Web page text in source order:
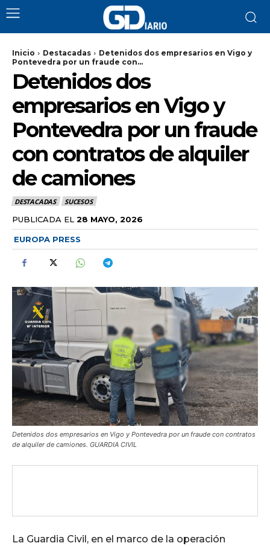
Inicio Destacadas
Detenidos dos empresarios en Vigo y
Pontevedra por un fraude con...
Detenidos dos
empresarios en Vigo y
Pontevedra por un fraude
con contratos de alquiler
de camiones
DESTACADAS SUCESOS
PUBLICADA EL 28 MAYO, 2026
EUROPA PRESS
Detenidos dos empresarios en Vigo y Pontevedra por un fraude con contratos
de alquiler de camiones. GUARDIA CIVIL
La Guardia Civil, en el marco de la operación